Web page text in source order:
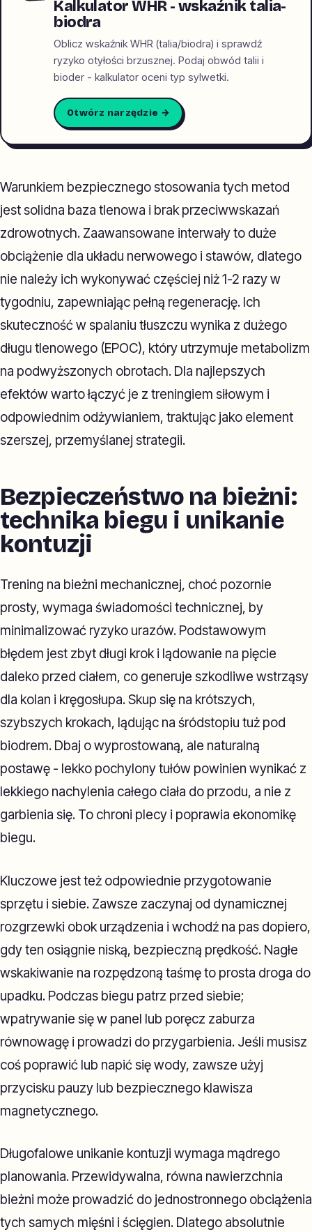
Kalkulator WHR - wskaźnik talia-
biodra
Oblicz wskaźnik WHR (talia/biodra) i sprawdź
ryzyko otyłości brzusznej. Podaj obwód talii i
bioder - kalkulator oceni typ sylwetki.
Otwórz narzędzie →
Warunkiem bezpiecznego stosowania tych metod
jest solidna baza tlenowa i brak przeciwwskazań
zdrowotnych. Zaawansowane interwały to duże
obciążenie dla układu nerwowego i stawów, dlatego
nie należy ich wykonywać częściej niż 1-2 razy w
tygodniu, zapewniając pełną regenerację. Ich
skuteczność w spalaniu tłuszczu wynika z dużego
długu tlenowego (EPOC), który utrzymuje metabolizm
na podwyższonych obrotach. Dla najlepszych
efektów warto łączyć je z treningiem siłowym i
odpowiednim odżywianiem, traktując jako element
szerszej, przemyślanej strategii.
Bezpieczeństwo na bieżni:
technika biegu i unikanie
kontuzji
Trening na bieżni mechanicznej, choć pozornie
prosty, wymaga świadomości technicznej, by
minimalizować ryzyko urazów. Podstawowym
błędem jest zbyt długi krok i lądowanie na pięcie
daleko przed ciałem, co generuje szkodliwe wstrząsy
dla kolan i kręgosłupa. Skup się na krótszych,
szybszych krokach, lądując na śródstopiu tuż pod
biodrem. Dbaj o wyprostowaną, ale naturalną
postawę - lekko pochylony tułów powinien wynikać z
lekkiego nachylenia całego ciała do przodu, a nie z
garbienia się. To chroni plecy i poprawia ekonomikę
biegu.
Kluczowe jest też odpowiednie przygotowanie
sprzętu i siebie. Zawsze zaczynaj od dynamicznej
rozgrzewki obok urządzenia i wchodź na pas dopiero,
gdy ten osiągnie niską, bezpieczną prędkość. Nagłe
wskakiwanie na rozpędzoną taśmę to prosta droga do
upadku. Podczas biegu patrz przed siebie;
wpatrywanie się w panel lub poręcz zaburza
równowagę i prowadzi do przygarbienia. Jeśli musisz
coś poprawić lub napić się wody, zawsze użyj
przycisku pauzy lub bezpiecznego klawisza
magnetycznego.
Długofalowe unikanie kontuzji wymaga mądrego
planowania. Przewidywalna, równa nawierzchnia
bieżni może prowadzić do jednostronnego obciążenia
tych samych mięśni i ścięgien. Dlatego absolutnie